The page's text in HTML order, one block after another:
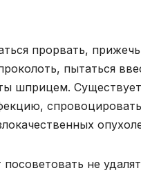
прорвать,
пытаться
шприцем.
не